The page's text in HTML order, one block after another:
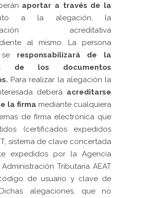
aportar a través de la
a la alegación, la
acreditativa
al mismo. La persona
se responsabilizará de la
de los documentos
Para realizar la alegación la
deberá acreditarse
la firma mediante cualquiera
de firma electrónica que
(certificados expedidos
sistema de clave concertada
expedidos por la Agencia
Tributaria AEAT
de usuario y clave de
alegaciones, que no